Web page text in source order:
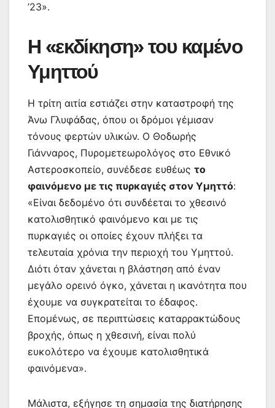
’23».
Η «εκδίκηση» του καμένο
Υμηττού
Η τρίτη αιτία εστιάζει στην καταστροφή της
Άνω Γλυφάδας, όπου οι δρόμοι γέμισαν
τόνους φερτών υλικών. Ο Θοδωρής
Γιάνναρος, Πυρομετεωρολόγος στο Εθνικό
Αστεροσκοπείο, συνέδεσε ευθέως το
φαινόμενο με τις πυρκαγιές στον Υμηττό:
«Είναι δεδομένο ότι συνδέεται το χθεσινό
κατολισθητικό φαινόμενο και με τις
πυρκαγιές οι οποίες έχουν πλήξει τα
τελευταία χρόνια την περιοχή του Υμηττού.
Διότι όταν χάνεται η βλάστηση από έναν
μεγάλο ορεινό όγκο, χάνεται η ικανότητα που
έχουμε να συγκρατείται το έδαφος.
Επομένως, σε περιπτώσεις καταρρακτώδους
βροχής, όπως η χθεσινή, είναι πολύ
ευκολότερο να έχουμε κατολισθητικά
φαινόμενα».
Μάλιστα, εξήγησε τη σημασία της διατήρησης